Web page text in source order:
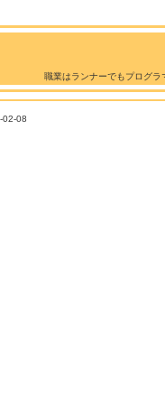
職業はランナーでもプログラ
02-08